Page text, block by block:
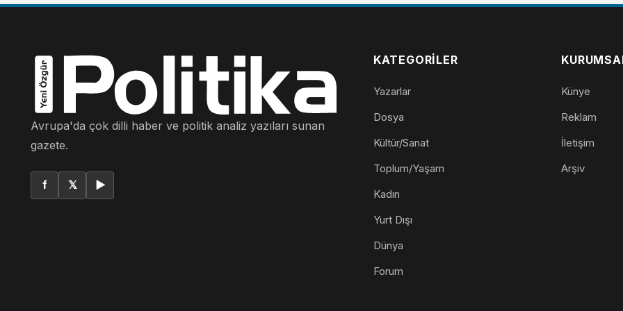
Avrupa'da çok dilli haber ve politik analiz yazıları sunan
gazete.
f 𝕏 ▶
KATEGORILER
Yazarlar
Dosya
Kültür/Sanat
Toplum/Yaşam
Kadın
Yurt Dışı
Dünya
Forum
Künye
Reklam
İletişim
Arşiv